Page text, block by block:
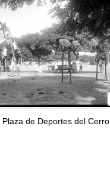
Plaza de Deportes del Cerro.